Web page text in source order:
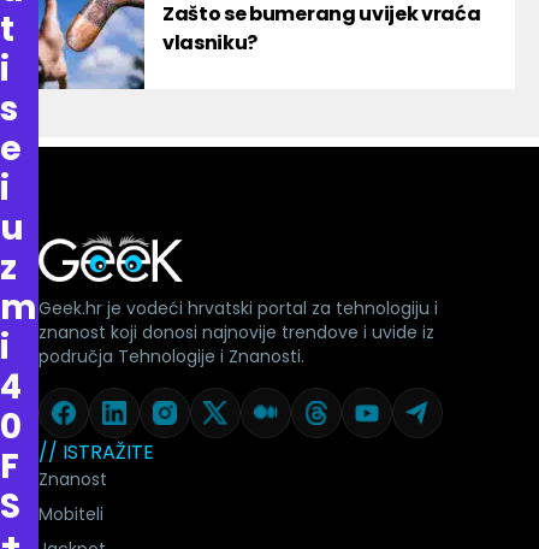
Zašto se bumerang uvijek vraća
vlasniku?
t
i
s
e
i
u
z
m
i
4
0
F
S
// ISTRAŽITE
Znanost
Mobiteli
Geek.hr je vodeći hrvatski portal za tehnologiju i
znanost koji donosi najnovije trendove i uvide iz
područja Tehnologije i Znanosti.